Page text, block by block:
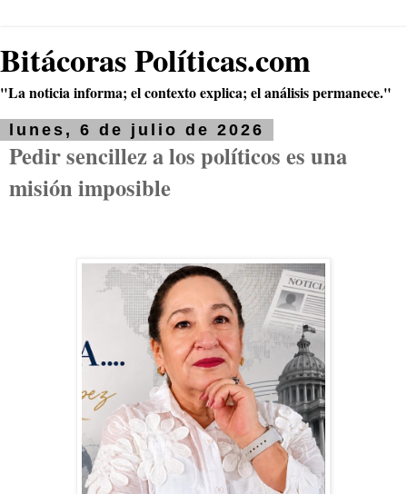
Bitácoras Políticas.com
"La noticia informa; el contexto explica; el análisis permanece."
lunes, 6 de julio de 2026
Pedir sencillez a los políticos es una
misión imposible